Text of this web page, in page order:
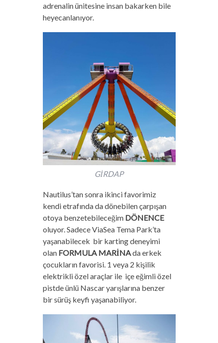
adrenalin ünitesine insan bakarken bile
heyecanlanıyor.
GİRDAP
Nautilus’tan sonra ikinci favorimiz
kendi etrafında da dönebilen çarpışan
otoya benzetebileceğim DÖNENCE
oluyor. Sadece ViaSea Tema Park’ta
yaşanabilecek bir karting deneyimi
olan FORMULA MARİNAda erkek
çocukların favorisi. 1 veya 2 kişilik
elektrikli özel araçlar ile içe eğimli özel
pistde ünlü Nascar yarışlarına benzer
bir sürüş keyfi yaşanabiliyor.